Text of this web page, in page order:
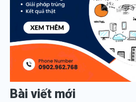
Bài viết mới